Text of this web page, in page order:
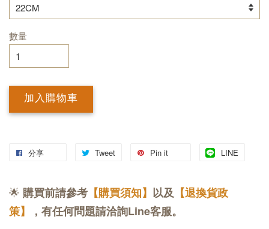
數量
加入購物車
分享 Tweet Pin it LINE
🌟 購買前請參考 【購買須知】 以及 【退換貨政
策】
，有任何問題請洽詢Line客服。